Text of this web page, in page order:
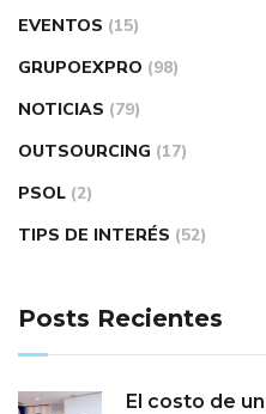
EVENTOS (15)
GRUPOEXPRO (98)
NOTICIAS (79)
OUTSOURCING (17)
PSOL (2)
TIPS DE INTERÉS (52)
Posts Recientes
El costo de